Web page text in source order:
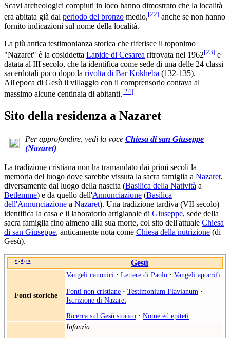
Scavi archeologici compiuti in loco hanno dimostrato che la località
era abitata già dal periodo del bronzo medio,[22] anche se non hanno
fornito indicazioni sul nome della località.
La più antica testimonianza storica che riferisce il toponimo
"Nazaret" è la cosiddetta Lapide di Cesarea ritrovata nel 1962[23] e
datata al III secolo, che la identifica come sede di una delle 24 classi
sacerdotali poco dopo la rivolta di Bar Kokheba (132-135).
All'epoca di Gesù il villaggio con il comprensorio contava al
massimo alcune centinaia di abitanti.[24]
Sito della residenza a Nazaret
Per approfondire, vedi la voce Chiesa di san Giuseppe
(Nazaret)
La tradizione cristiana non ha tramandato dai primi secoli la
memoria del luogo dove sarebbe vissuta la sacra famiglia a Nazaret,
diversamente dal luogo della nascita (Basilica della Natività a
Betlemme) e da quello dell'Annunciazione (Basilica
dell'Annunciazione a Nazaret). Una tradizione tardiva (VII secolo)
identifica la casa e il laboratorio artigianale di Giuseppe, sede della
sacra famiglia fino almeno alla sua morte, col sito dell'attuale Chiesa
di san Giuseppe, anticamente nota come Chiesa della nutrizione (di
Gesù).
v • d • m Gesù
Fonti storiche
Vangeli canonici · Lettere di Paolo · Vangeli apocrifi
Fonti non cristiane · Testimonium Flavianum ·
Iscrizione di Nazaret
Ricerca sul Gesù storico · Nome ed epiteti
Infanzia: